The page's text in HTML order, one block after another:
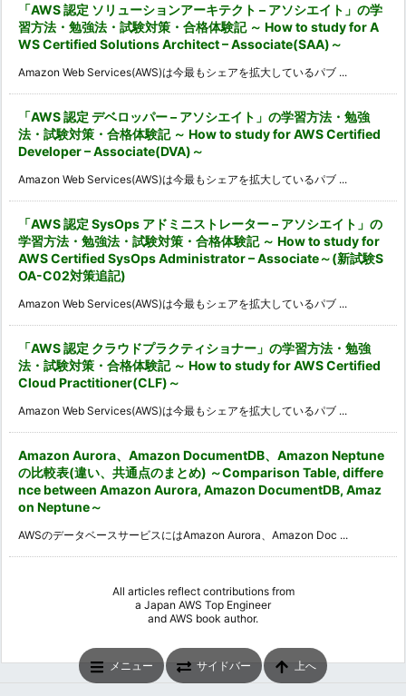
「AWS 認定 ソリューションアーキテクト – アソシエイト」の学
習方法・勉強法・試験対策・合格体験記 ～ How to study for A
WS Certified Solutions Architect – Associate(SAA)～
Amazon Web Services(AWS)は今最もシェアを拡大しているパブ ...
「AWS 認定 デベロッパー – アソシエイト」の学習方法・勉強
法・試験対策・合格体験記 ～ How to study for AWS Certified
Developer – Associate(DVA)～
Amazon Web Services(AWS)は今最もシェアを拡大しているパブ ...
「AWS 認定 SysOps アドミニストレーター – アソシエイト」の
学習方法・勉強法・試験対策・合格体験記 ～ How to study for
AWS Certified SysOps Administrator – Associate～(新試験S
OA-C02対策追記)
Amazon Web Services(AWS)は今最もシェアを拡大しているパブ ...
「AWS 認定 クラウドプラクティショナー」の学習方法・勉強
法・試験対策・合格体験記 ～ How to study for AWS Certified
Cloud Practitioner(CLF)～
Amazon Web Services(AWS)は今最もシェアを拡大しているパブ ...
Amazon Aurora、Amazon DocumentDB、Amazon Neptune
の比較表(違い、共通点のまとめ) ～Comparison Table, differe
nce between Amazon Aurora, Amazon DocumentDB, Amaz
on Neptune～
AWSのデータベースサービスにはAmazon Aurora、Amazon Doc ...
All articles reflect contributions from
a Japan AWS Top Engineer
and AWS book author.
メニュー サイドバー 上へ